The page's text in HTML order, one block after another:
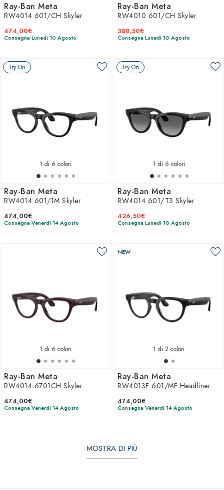
Ray-Ban Meta
RW4014 601/CH Skyler
474,00€
Consegna Lunedì 10 Agosto
Ray-Ban Meta
RW4010 601/CH Skyler
388,50€
Consegna Lunedì 10 Agosto
Try On
1 di 6 colori
Ray-Ban Meta
RW4014 601/1M Skyler
474,00€
Consegna Venerdì 14 Agosto
Try On
1 di 6 colori
Ray-Ban Meta
RW4014 601/T3 Skyler
426,50€
Consegna Lunedì 10 Agosto
1 di 6 colori
Ray-Ban Meta
RW4014 6701CH Skyler
474,00€
Consegna Venerdì 14 Agosto
NEW
1 di 2 colori
Ray-Ban Meta
RW4013F 601/MF Headliner
474,00€
Consegna Venerdì 14 Agosto
MOSTRA DI PIÙ